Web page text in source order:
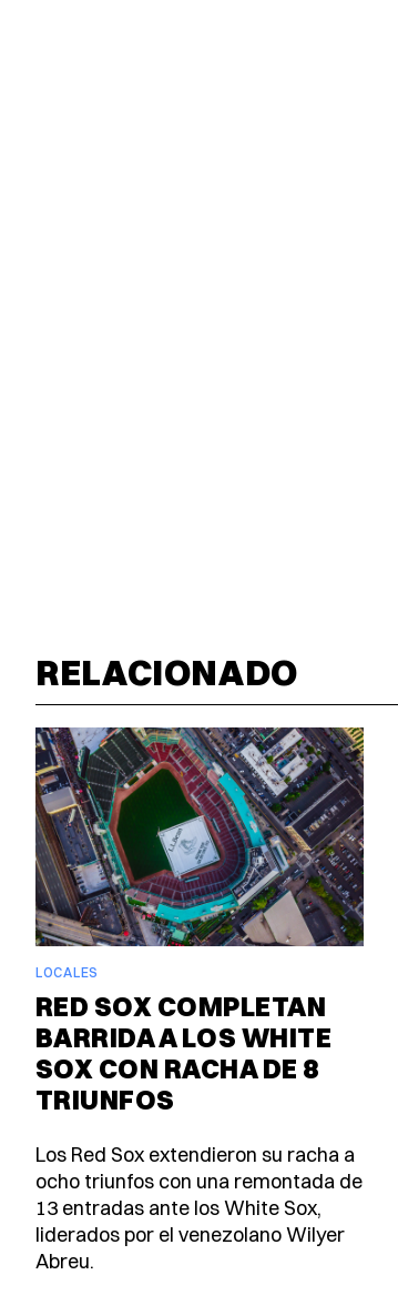
RELACIONADO
LOCALES
RED SOX COMPLETAN
BARRIDA A LOS WHITE
SOX CON RACHA DE 8
TRIUNFOS
Los Red Sox extendieron su racha a
ocho triunfos con una remontada de
13 entradas ante los White Sox,
liderados por el venezolano Wilyer
Abreu.